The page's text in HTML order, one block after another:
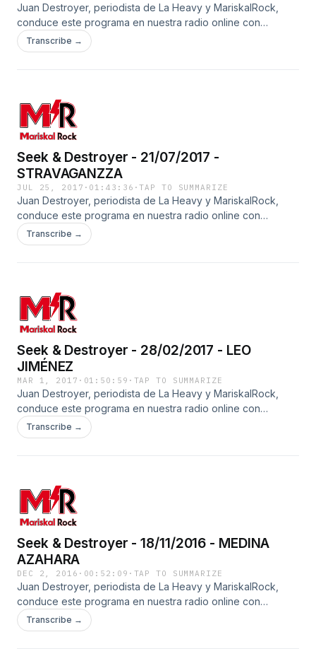
Juan Destroyer, periodista de La Heavy y MariskalRock,
conduce este programa en nuestra radio online con
entrevistas a algunas de las mejores bandas de dentro y
fuera de nuestras fronteras.
Transcribe →
Seek & Destroyer - 21/07/2017 -
STRAVAGANZZA
JUL 25, 2017 · 01:43:36 ·TAP TO SUMMARIZE
Juan Destroyer, periodista de La Heavy y MariskalRock,
conduce este programa en nuestra radio online con
entrevistas a algunas de las mejores bandas de dentro y
fuera de nuestras fronteras.
Transcribe →
Seek & Destroyer - 28/02/2017 - LEO
JIMÉNEZ
MAR 1, 2017 · 01:50:59 · TAP TO SUMMARIZE
Juan Destroyer, periodista de La Heavy y MariskalRock,
conduce este programa en nuestra radio online con
entrevistas a algunas de las mejores bandas de dentro y
fuera de nuestras fronteras.
Transcribe →
Seek & Destroyer - 18/11/2016 - MEDINA
AZAHARA
DEC 2, 2016 · 00:52:09 · TAP TO SUMMARIZE
Juan Destroyer, periodista de La Heavy y MariskalRock,
conduce este programa en nuestra radio online con
entrevistas a algunas de las mejores bandas de dentro y
fuera de nuestras fronteras.
Transcribe →